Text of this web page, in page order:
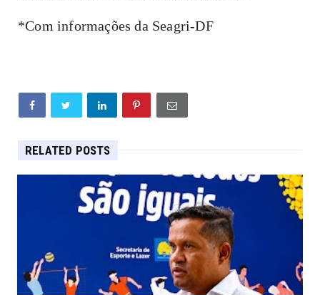
*Com informações da Seagri-DF
RELATED POSTS